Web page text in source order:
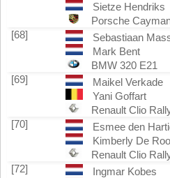
Sietze Hendriks
Porsche
[68]
Sebastiaan
Mark Bent
BMW 320 E21
[69]
Maikel Verkade
Yani Goffart
Renault Clio
[70]
Esmee den
Kimberly De
Renault Clio
[72]
Ingmar Kobes